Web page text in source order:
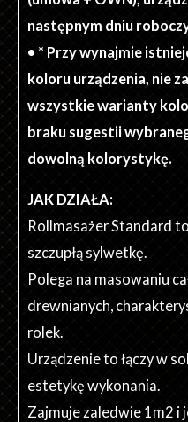
następnym dniu
• * Przy wynajmie
koloru urządzenia, nie
wszystkie warianty
braku sugestii
dowolną kolorystykę.
JAK DZIAŁA:
Rollmasażer Standard
szczupłą sylwetkę.
Polega na masowaniu
drewnianych,
rolek.
Urządzenie to łączy w
estetykę wykonania.
Zajmuje zaledwie 1m2 i